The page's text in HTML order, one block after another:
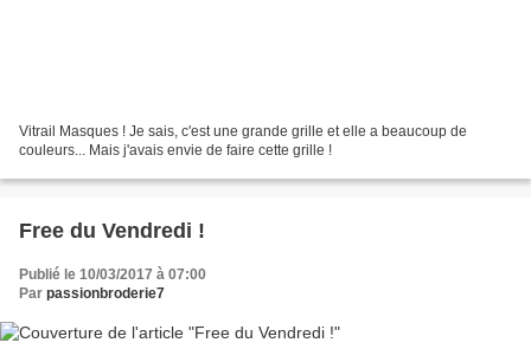
Vitrail Masques ! Je sais, c'est une grande grille et elle a beaucoup de
couleurs... Mais j'avais envie de faire cette grille !
Free du Vendredi !
Publié le 10/03/2017 à 07:00
Par passionbroderie7